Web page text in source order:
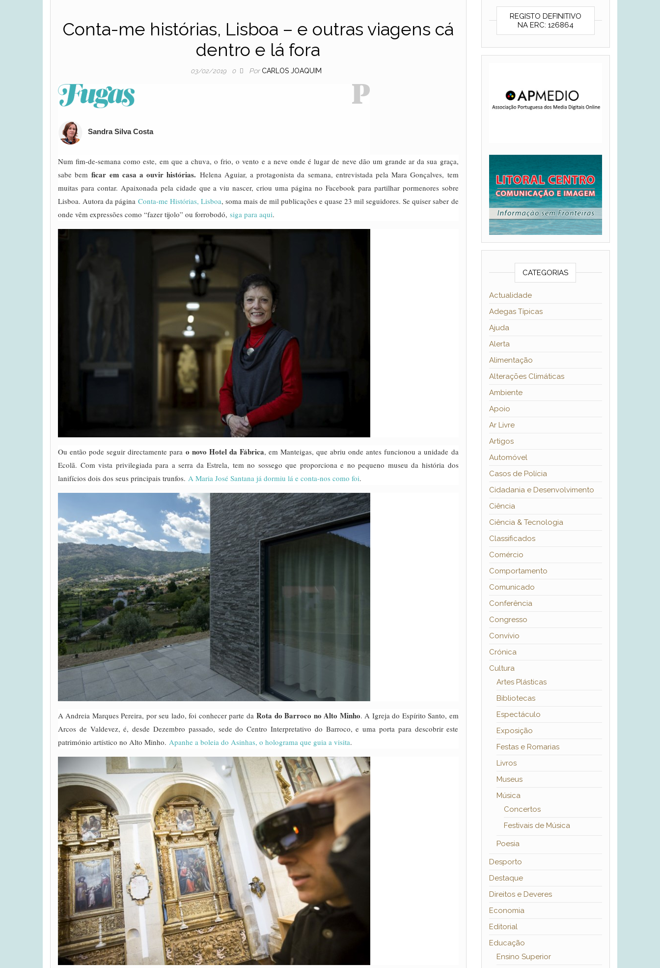
Conta-me histórias, Lisboa – e outras viagens cá
dentro e lá fora
03/02/2019 0 Por CARLOS JOAQUIM
Sandra Silva Costa
Num fim-de-semana como este, em que a chuva, o frio, o vento e a neve onde é lugar de neve dão um grande ar da sua graça,
sabe bemficar em casa a ouvir histórias. Helena Aguiar, a protagonista da semana, entrevistada pela Mara Gonçalves, tem
muitas para contar. Apaixonada pela cidade que a viu nascer, criou uma página no Facebook para partilhar pormenores sobre
Lisboa. Autora da páginaConta-me Histórias, Lisboa, soma mais de mil publicações e quase 23 mil seguidores. Se quiser saber de
onde vêm expressões como “fazer tijolo” ou forrobodó, siga para aqui.
Ou então pode seguir directamente parao novo Hotel da Fábrica, em Manteigas, que abriu onde antes funcionou a unidade da
Ecolã. Com vista privilegiada para a serra da Estrela, tem no sossego que proporciona e no pequeno museu da história dos
lanifícios dois dos seus principais trunfos. A Maria José Santana já dormiu lá e conta-nos como foi.
A Andreia Marques Pereira, por seu lado, foi conhecer parte daRota do Barroco no Alto Minho. A Igreja do Espírito Santo, em
Arcos de Valdevez, é, desde Dezembro passado, sede do Centro Interpretativo do Barroco, e uma porta para descobrir este
património artístico no Alto Minho. Apanhe a boleia do Asinhas, o holograma que guia a visita.
REGISTO DEFINITIVO
NA ERC: 126864
CATEGORIAS
Actualidade
Adegas Típicas
Ajuda
Alerta
Alimentação
Alterações Climáticas
Ambiente
Apoio
Ar Livre
Artigos
Automóvel
Casos de Polícia
Cidadania e Desenvolvimento
Ciência
Ciência & Tecnologia
Classificados
Comércio
Comportamento
Comunicado
Conferência
Congresso
Convívio
Crónica
Cultura
Artes Plásticas
Bibliotecas
Espectáculo
Exposição
Festas e Romarias
Livros
Museus
Música
Concertos
Festivais de Música
Poesia
Desporto
Destaque
Direitos e Deveres
Economia
Editorial
Educação
Ensino Superior